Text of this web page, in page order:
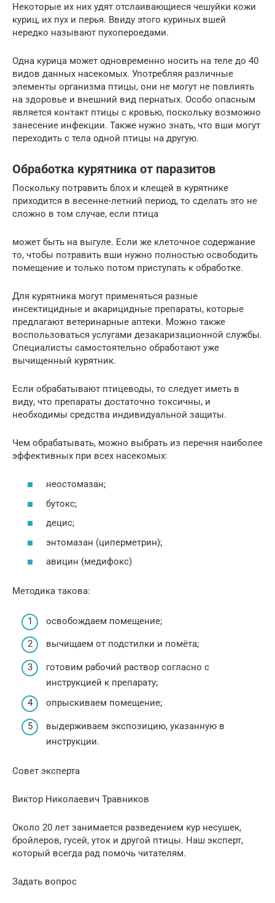
Некоторые их них удят отслаивающиеся чешуйки кожи
куриц, их пух и перья. Ввиду этого куриных вшей
нередко называют пухопероедами.
Одна курица может одновременно носить на теле до 40
видов данных насекомых. Употребляя различные
элементы организма птицы, они не могут не повлиять
на здоровье и внешний вид пернатых. Особо опасным
является контакт птицы с кровью, поскольку возможно
занесение инфекции. Также нужно знать, что вши могут
переходить с тела одной птицы на другую.
Обработка курятника от паразитов
Поскольку потравить блох и клещей в курятнике
приходится в весенне-летний период, то сделать это не
сложно в том случае, если птица
может быть на выгуле. Если же клеточное содержание
то, чтобы потравить вши нужно полностью освободить
помещение и только потом приступать к обработке.
Для курятника могут применяться разные
инсектицидные и акарицидные препараты, которые
предлагают ветеринарные аптеки. Можно также
воспользоваться услугами дезакаризационной службы.
Специалисты самостоятельно обработают уже
вычищенный курятник.
Если обрабатывают птицеводы, то следует иметь в
виду, что препараты достаточно токсичны, и
необходимы средства индивидуальной защиты.
Чем обрабатывать, можно выбрать из перечня наиболее
эффективных при всех насекомых:
неостомазан;
бутокс;
децис;
энтомазан (циперметрин);
авицин (медифокс)
Методика такова:
освобождаем помещение;
вычищаем от подстилки и помёта;
готовим рабочий раствор согласно с
инструкцией к препарату;
опрыскиваем помещение;
выдерживаем экспозицию, указанную в
инструкции.
Совет эксперта
Виктор Николаевич Травников
Около 20 лет занимается разведением кур несушек,
бройлеров, гусей, уток и другой птицы. Наш эксперт,
который всегда рад помочь читателям.
Задать вопрос